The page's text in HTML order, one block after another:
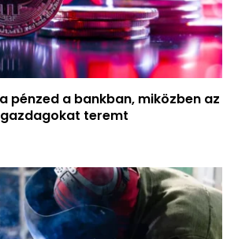
pénzed a bankban, miközben az
teremt